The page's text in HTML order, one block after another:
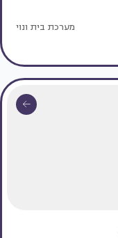
מערכת בית ונוי